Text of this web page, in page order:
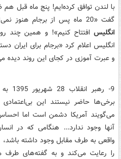
با لندن توافق کرده‌ایم! پنج ماه قبل
گفت «20 ماه پس از برجام هنوز نمی‌توانیم حتی یک حساب بانکی در
انگلیس افتتاح کنیم»! و همین چند
انگلیس اعلام کرد «برجام برای ایران
و عبرت آموزی در کجای این روند دیده
9-
برخی‌ها حاضر نیستند این
می‌گویند آمریکا دشمن است اما
آنها وجود ندارد... هنگامی که در
واقعی به طرف مقابل وجود داشته باشد،
را رعایت می‌کند و به گفته‌های طرف